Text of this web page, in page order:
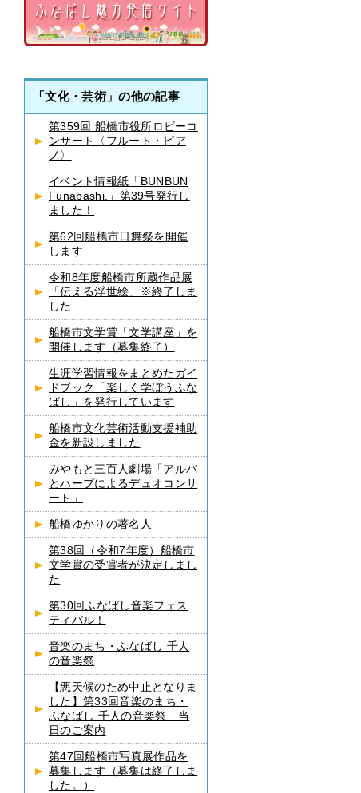
「文化・芸術」の他の記事
第359回 船橋市役所ロビーコ
ンサート〈フルート・ピア
ノ〉
イベント情報紙「BUNBUN
Funabashi.」第39号発行し
ました！
第62回船橋市日舞祭を開催
します
令和8年度船橋市所蔵作品展
「伝える浮世絵」※終了しま
した
船橋市文学賞「文学講座」を
開催します（募集終了）
生涯学習情報をまとめたガイ
ドブック「楽しく学ぼうふな
ばし」を発行しています
船橋市文化芸術活動支援補助
金を新設しました
みやもと三百人劇場「アルパ
とハープによるデュオコンサ
ート」
船橋ゆかりの著名人
第38回（令和7年度）船橋市
文学賞の受賞者が決定しまし
た
第30回ふなばし音楽フェス
ティバル！
音楽のまち・ふなばし 千人
の音楽祭
【悪天候のため中止となりま
した】第33回音楽のまち・
ふなばし 千人の音楽祭 当
日のご案内
第47回船橋市写真展作品を
募集します（募集は終了しま
した。）